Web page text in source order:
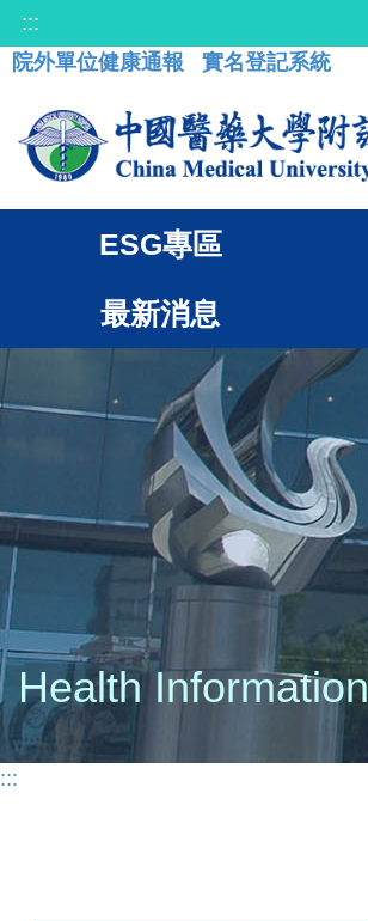
:::
院外單位健康通報
實名登記系統
ESG專區
最新消息
Health Information
:::